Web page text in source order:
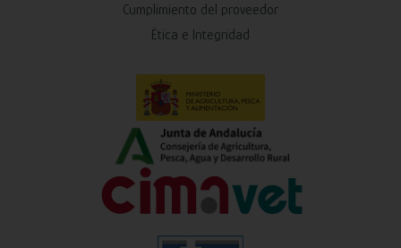
Cumplimiento del proveedor
Ética e Integridad